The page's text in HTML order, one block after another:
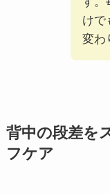
けで
変わ
背中の段差を
フケア